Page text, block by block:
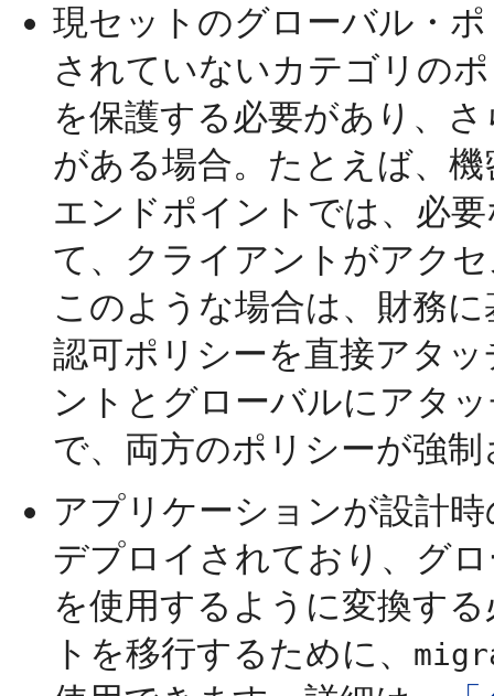
現セットのグローバル・
されていないカテゴリの
を保護する必要があり、
がある場合。たとえば、
エンドポイントでは、必
て、クライアントがアク
このような場合は、財務
認可ポリシーを直接アタ
ントとグローバルにアタ
で、両方のポリシーが強
アプリケーションが設計
デプロイされており、グ
を使用するように変換す
トを移行するために、